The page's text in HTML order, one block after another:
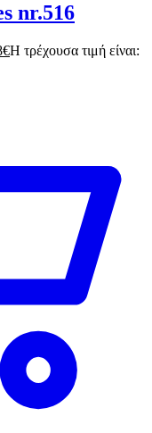
nr.516
€Η τρέχουσα τιμή είναι: